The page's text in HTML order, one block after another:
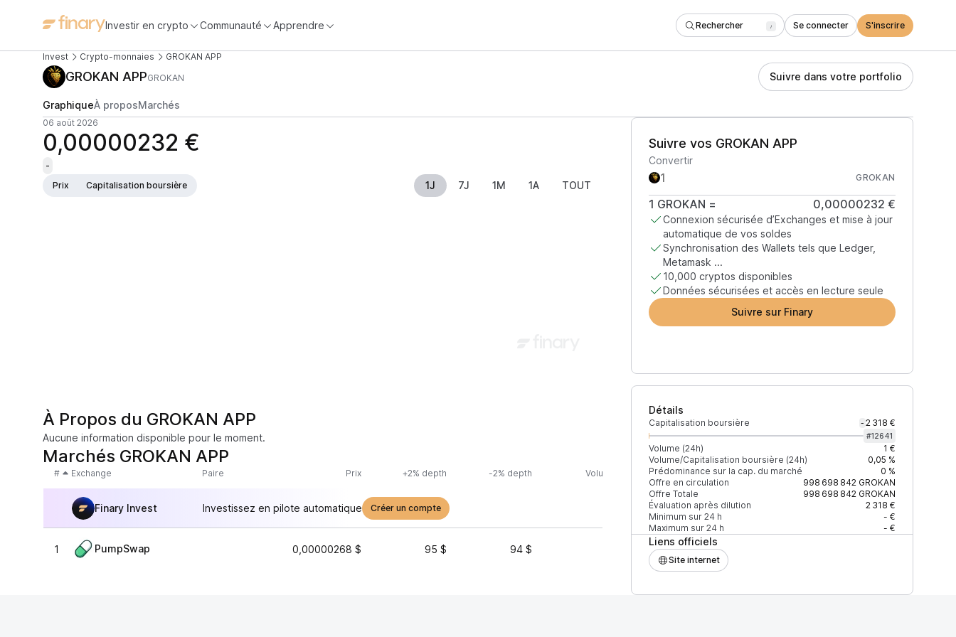
Investir en crypto Communauté Apprendre Rechercher / Se connecter S'inscrire
Invest Crypto-monnaies GROKAN APP
GROKAN APPGROKAN Suivre dans votre portfolio
GraphiqueÀ proposMarchés
06 août 2026
0,00000232 €
-
Prix
Capitalisation boursière 1J 7J 1M 1A TOUT
Suivre vos GROKAN APP
Convertir
GROKAN
1 GROKAN = 0,00000232 €
Connexion sécurisée d’Exchanges et mise à jour
automatique de vos soldes
Synchronisation des Wallets tels que Ledger,
Metamask ...
10,000 cryptos disponibles
Données sécurisées et accès en lecture seule
Suivre sur Finary
Détails
Capitalisation boursière - 2 318 €
#12641
Volume (24h)
1 €
Volume/Capitalisation boursière (24h)
0,05 %
Prédominance sur la cap. du marché
0 %
Offre en circulation
998 698 842GROKAN
Offre Totale
998 698 842GROKAN
Évaluation après dilution
2 318 €
Minimum sur 24 h
- €
Maximum sur 24 h
- €
Liens officiels
Site internet
À Propos du GROKAN APP
Aucune information disponible pour le moment.
Marchés GROKAN APP
# Exchange Paire Prix +2% depth -2% depth Volume (24h) % du volume Confiance Mis à jour
Finary Invest Investissez en pilote automatique Créer un compte
1 PumpSwap 0,00000268 $ 95 $ 94 $ 100 %